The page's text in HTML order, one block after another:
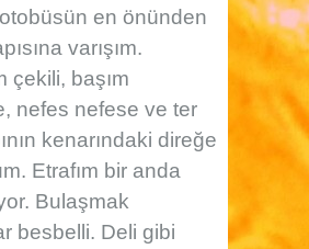
en önünden
varışım.
çekili, başım
nefes nefese ve ter
kenarındaki direğe
Etrafım bir anda
Bulaşmak
besbelli. Deli gibi